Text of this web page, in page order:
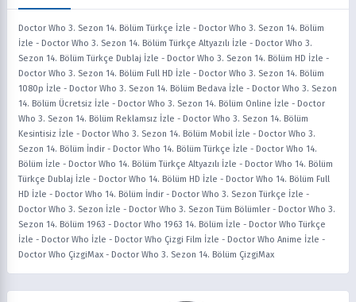
Doctor Who 3. Sezon 14. Bölüm Türkçe İzle - Doctor Who 3. Sezon 14. Bölüm
İzle - Doctor Who 3. Sezon 14. Bölüm Türkçe Altyazılı İzle - Doctor Who 3.
Sezon 14. Bölüm Türkçe Dublaj İzle - Doctor Who 3. Sezon 14. Bölüm HD İzle -
Doctor Who 3. Sezon 14. Bölüm Full HD İzle - Doctor Who 3. Sezon 14. Bölüm
1080p İzle - Doctor Who 3. Sezon 14. Bölüm Bedava İzle - Doctor Who 3. Sezon
14. Bölüm Ücretsiz İzle - Doctor Who 3. Sezon 14. Bölüm Online İzle - Doctor
Who 3. Sezon 14. Bölüm Reklamsız İzle - Doctor Who 3. Sezon 14. Bölüm
Kesintisiz İzle - Doctor Who 3. Sezon 14. Bölüm Mobil İzle - Doctor Who 3.
Sezon 14. Bölüm İndir - Doctor Who 14. Bölüm Türkçe İzle - Doctor Who 14.
Bölüm İzle - Doctor Who 14. Bölüm Türkçe Altyazılı İzle - Doctor Who 14. Bölüm
Türkçe Dublaj İzle - Doctor Who 14. Bölüm HD İzle - Doctor Who 14. Bölüm Full
HD İzle - Doctor Who 14. Bölüm İndir - Doctor Who 3. Sezon Türkçe İzle -
Doctor Who 3. Sezon İzle - Doctor Who 3. Sezon Tüm Bölümler - Doctor Who 3.
Sezon 14. Bölüm 1963 - Doctor Who 1963 14. Bölüm İzle - Doctor Who Türkçe
İzle - Doctor Who İzle - Doctor Who Çizgi Film İzle - Doctor Who Anime İzle -
Doctor Who ÇizgiMax - Doctor Who 3. Sezon 14. Bölüm ÇizgiMax